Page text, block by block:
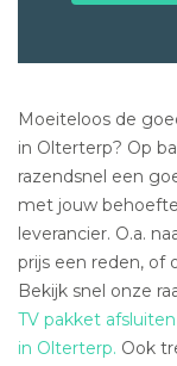
Moeiteloos de
in Olterterp? Op
razendsnel een
met jouw
leverancier. O.a.
prijs een reden, of
Bekijk snel onze
TV pakket afsluiten
in Olterterp. Ook